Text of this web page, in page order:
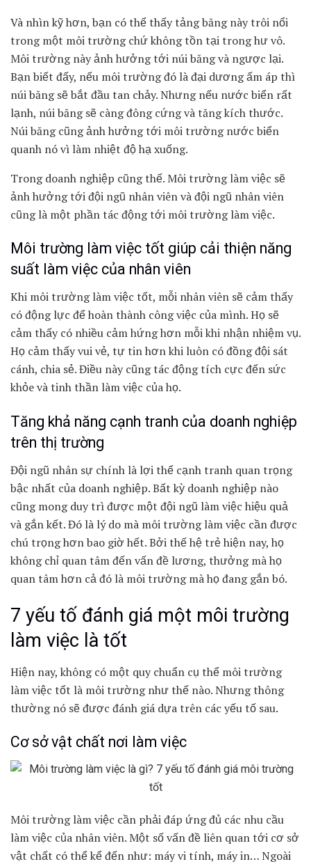
Và nhìn kỹ hơn, bạn có thể thấy tảng băng này trôi nổi
trong một môi trường chứ không tồn tại trong hư vô.
Môi trường này ảnh hưởng tới núi băng và ngược lại.
Bạn biết đấy, nếu môi trường đó là đại dương ấm áp thì
núi băng sẽ bắt đầu tan chảy. Nhưng nếu nước biển rất
lạnh, núi băng sẽ càng đông cứng và tăng kích thước.
Núi băng cũng ảnh hưởng tới môi trường nước biển
quanh nó vì làm nhiệt độ hạ xuống.
Trong doanh nghiệp cũng thế. Môi trường làm việc sẽ
ảnh hưởng tới đội ngũ nhân viên và đội ngũ nhân viên
cũng là một phần tác động tới môi trường làm việc.
Môi trường làm việc tốt giúp cải thiện năng
suất làm việc của nhân viên
Khi môi trường làm việc tốt, mỗi nhân viên sẽ cảm thấy
có động lực để hoàn thành công việc của mình. Họ sẽ
cảm thấy có nhiều cảm hứng hơn mỗi khi nhận nhiệm vụ.
Họ cảm thấy vui vẻ, tự tin hơn khi luôn có đồng đội sát
cánh, chia sẻ. Điều này cũng tác động tích cực đến sức
khỏe và tinh thần làm việc của họ.
Tăng khả năng cạnh tranh của doanh nghiệp
trên thị trường
Đội ngũ nhân sự chính là lợi thế cạnh tranh quan trọng
bậc nhất của doanh nghiệp. Bất kỳ doanh nghiệp nào
cũng mong duy trì được một đội ngũ làm việc hiệu quả
và gắn kết. Đó là lý do mà môi trường làm việc cần được
chú trọng hơn bao giờ hết. Bởi thế hệ trẻ hiện nay, họ
không chỉ quan tâm đến vấn đề lương, thưởng mà họ
quan tâm hơn cả đó là môi trường mà họ đang gắn bó.
7 yếu tố đánh giá một môi trường
làm việc là tốt
Hiện nay, không có một quy chuẩn cụ thể môi trường
làm việc tốt là môi trường như thế nào. Nhưng thông
thường nó sẽ được đánh giá dựa trên các yếu tố sau.
Cơ sở vật chất nơi làm việc
Môi trường làm việc cần phải đáp ứng đủ các nhu cầu
làm việc của nhân viên. Một số vấn đề liên quan tới cơ sở
vật chất có thể kể đến như: máy vi tính, máy in… Ngoài